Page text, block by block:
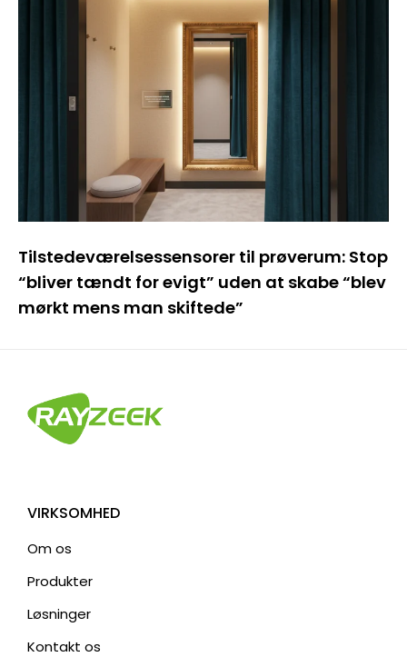
Tilstedeværelsessensorer til prøverum: Stop
“bliver tændt for evigt” uden at skabe “blev
mørkt mens man skiftede”
VIRKSOMHED
Om os
Produkter
Løsninger
Kontakt os